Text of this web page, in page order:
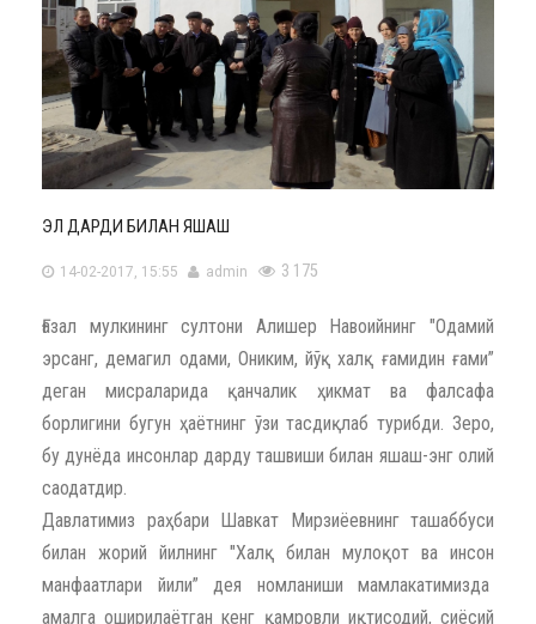
ЭЛ ДАРДИ БИЛАН ЯШАШ
14-02-2017, 15:55 admin 3 175
Ғазал мулкининг султони Алишер Навоийнинг "Одамий
эрсанг, демагил одами, Ониким, йўқ халқ ғамидин ғами”
деган мисраларида қанчалик ҳикмат ва фалсафа
борлигини бугун ҳаётнинг ўзи тасдиқлаб турибди. Зеро,
бу дунёда инсонлар дарду ташвиши билан яшаш-энг олий
саодатдир.
Давлатимиз раҳбари Шавкат Мирзиёевнинг ташаббуси
билан жорий йилнинг "Халқ билан мулоқот ва инсон
манфаатлари йили” дея номланиши мамлакатимизда
амалга оширилаётган кенг қамровли иқтисодий, сиёсий